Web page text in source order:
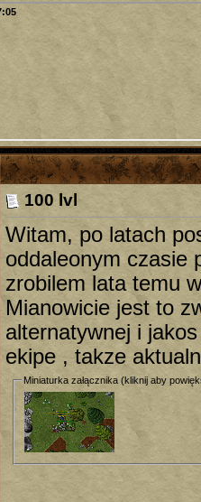
100 lvl
Witam, po latach
oddaleonym czasie
zrobilem lata temu
Mianowicie jest to
alternatywnej i
ekipe , takze
Miniaturka załącznika (kliknij aby